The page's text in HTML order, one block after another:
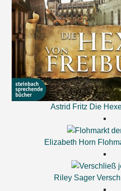
Astrid Fritz Die
Elizabeth Horn
Riley Sager